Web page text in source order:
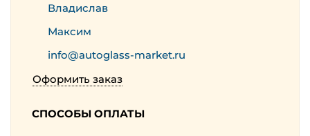
Владислав
Максим
info@autoglass-market.ru
Оформить заказ
СПОСОБЫ ОПЛАТЫ